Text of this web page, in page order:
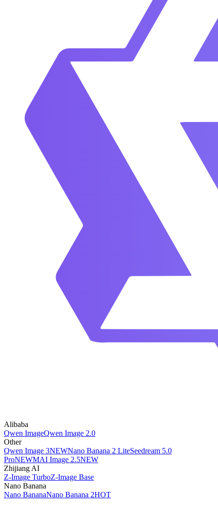
Alibaba
Qwen ImageQwen Image 2.0
Other
Qwen Image 3NEWNano Banana 2 LiteSeedream 5.0
ProNEWMAI Image 2.5NEW
Zhijiang AI
Z-Image TurboZ-Image Base
Nano Banana
Nano BananaNano Banana 2HOT